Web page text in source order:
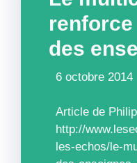
des
6 octobre 2014
Article de
http://
les-echos/le-